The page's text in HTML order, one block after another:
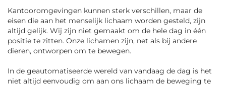
Kantooromgevingen kunnen sterk verschillen, maar de
eisen die aan het menselijk lichaam worden gesteld, zijn
altijd gelijk. Wij zijn niet gemaakt om de hele dag in één
positie te zitten. Onze lichamen zijn, net als bij andere
dieren, ontworpen om te bewegen.
In de geautomatiseerde wereld van vandaag de dag is het
niet altijd eenvoudig om aan ons lichaam de beweging te